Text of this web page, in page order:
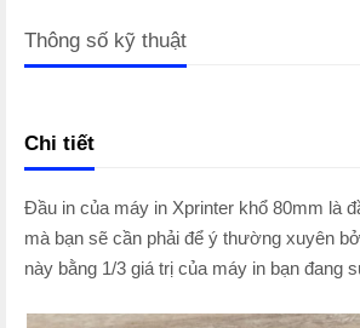
Thông số kỹ thuật
Chi tiết
Đầu in của máy in Xprinter khổ 80mm là
mà bạn sẽ cần phải để ý thường xuyên
này bằng 1/3 giá trị của máy in bạn đang